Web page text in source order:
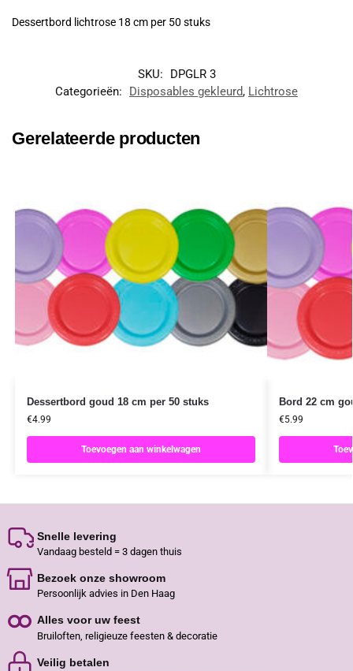
Dessertbord lichtrose 18 cm per 50 stuks
SKU:
DPGLR 3
Categorieën:
Disposables gekleurd, Lichtrose
Gerelateerde producten
Dessertbord goud 18 cm per 50 stuks
€4.99
Toevoegen aan winkelwagen
Bord 22 cm
€5.99
Snelle levering
Vandaag besteld = 3 dagen thuis
Bezoek onze showroom
Persoonlijk advies in Den Haag
Alles voor uw feest
Bruiloften, religieuze feesten & decoratie
Veilig betalen